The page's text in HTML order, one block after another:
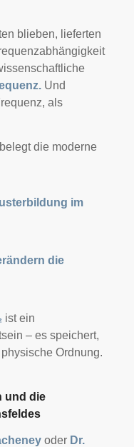
blieben, lieferten
Und
als
die moderne
im
die
ist ein
– es speichert,
Ordnung.
und die
oder Dr.